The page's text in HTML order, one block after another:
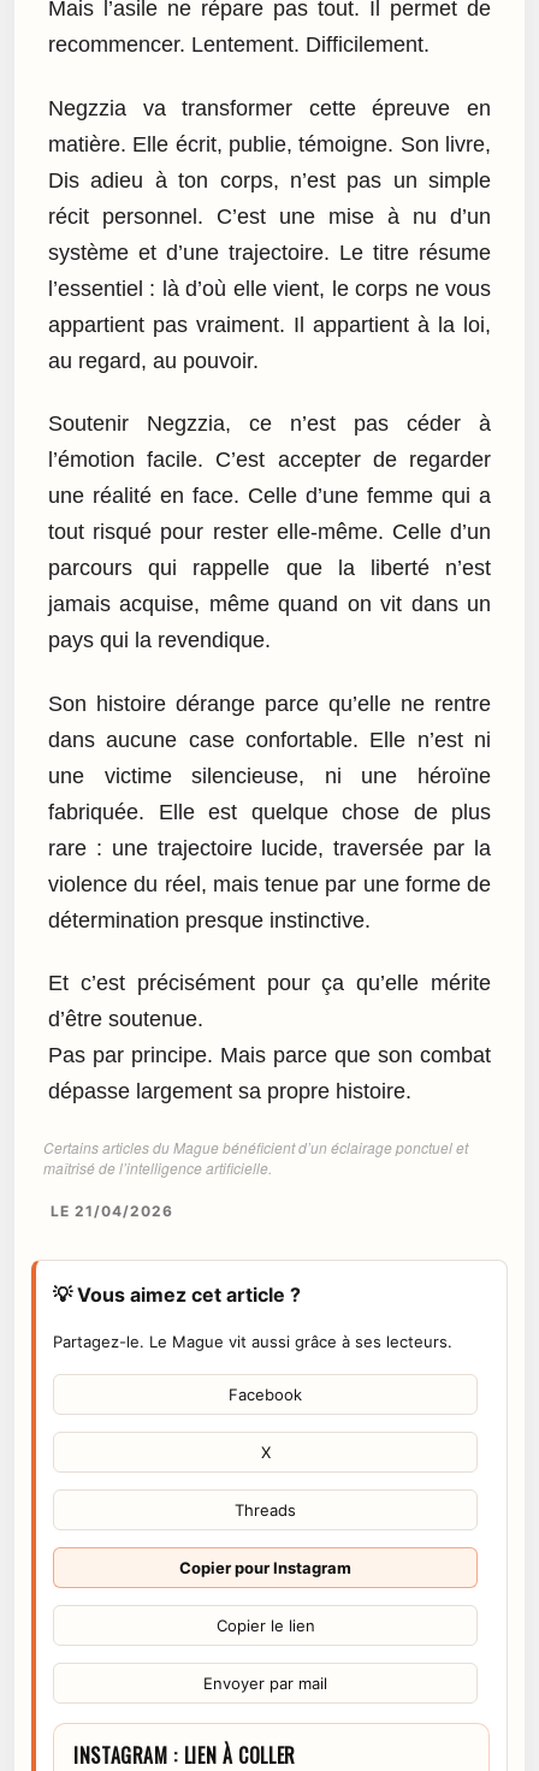
Mais l’asile ne répare pas tout. Il permet de
recommencer. Lentement. Difficilement.
Negzzia va transformer cette épreuve en
matière. Elle écrit, publie, témoigne. Son livre,
Dis adieu à ton corps, n’est pas un simple
récit personnel. C’est une mise à nu d’un
système et d’une trajectoire. Le titre résume
l’essentiel : là d’où elle vient, le corps ne vous
appartient pas vraiment. Il appartient à la loi,
au regard, au pouvoir.
Soutenir Negzzia, ce n’est pas céder à
l’émotion facile. C’est accepter de regarder
une réalité en face. Celle d’une femme qui a
tout risqué pour rester elle-même. Celle d’un
parcours qui rappelle que la liberté n’est
jamais acquise, même quand on vit dans un
pays qui la revendique.
Son histoire dérange parce qu’elle ne rentre
dans aucune case confortable. Elle n’est ni
une victime silencieuse, ni une héroïne
fabriquée. Elle est quelque chose de plus
rare : une trajectoire lucide, traversée par la
violence du réel, mais tenue par une forme de
détermination presque instinctive.
Et c’est précisément pour ça qu’elle mérite
d’être soutenue.
Pas par principe. Mais parce que son combat
dépasse largement sa propre histoire.
Certains articles du Mague bénéficient d’un éclairage ponctuel et
maîtrisé de l’intelligence artificielle.
LE 21/04/2026
💡 Vous aimez cet article ?
Partagez-le. Le Mague vit aussi grâce à ses lecteurs.
Facebook
X
Threads
Copier pour Instagram
Copier le lien
Envoyer par mail
INSTAGRAM : LIEN À COLLER